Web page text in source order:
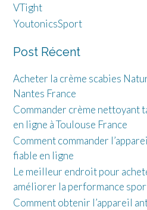
VTight
YoutonicsSport
Post Récent
Acheter la crème scabies
Nantes France
Commander crème nettoyant
en ligne à Toulouse France
Comment commander
fiable en ligne
Le meilleur endroit pour
améliorer la performance
Comment obtenir l’appareil